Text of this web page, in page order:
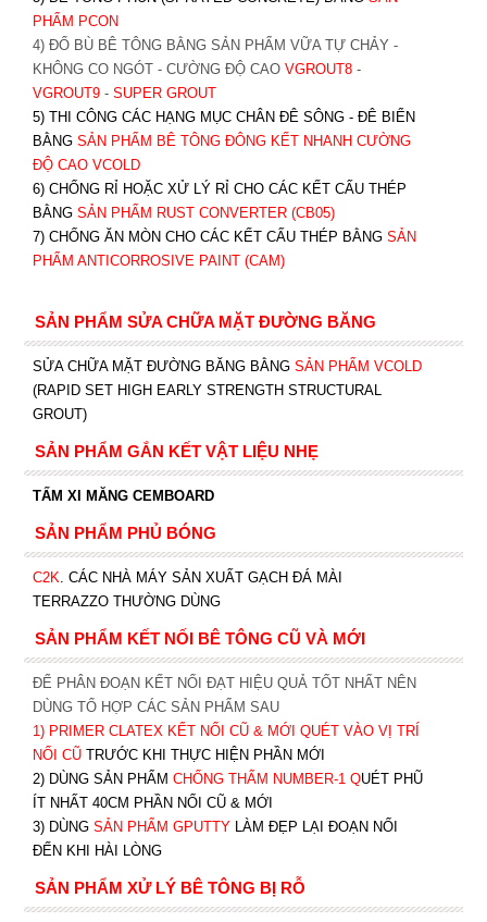
PHẨM PCON
4) ĐỔ BÙ BÊ TÔNG BẰNG SẢN PHẨM VỮA TỰ CHẢY -
KHÔNG CO NGÓT - CƯỜNG ĐỘ CAO VGROUT8-
VGROUT9- SUPER GROUT
5) THI CÔNG CÁC HẠNG MỤC CHÂN ĐÊ SÔNG - ĐÊ BIỂN
BẰNG SẢN PHẨM BÊ TÔNG ĐÔNG KẾT NHANH CƯỜNG
ĐỘ CAO VCOLD
6) CHỐNG RỈ HOẶC XỬ LÝ RỈ CHO CÁC KẾT CẤU THÉP
BẰNG SẢN PHẨM RUST CONVERTER (CB05)
7) CHỐNG ĂN MÒN CHO CÁC KẾT CẤU THÉP BẰNG SẢN
PHẨM ANTICORROSIVE PAINT (CAM)
SẢN PHẨM SỬA CHỮA MẶT ĐƯỜNG BĂNG
SỬA CHỮA MẶT ĐƯỜNG BĂNG BẰNG SẢN PHẨM VCOLD
(RAPID SET HIGH EARLY STRENGTH STRUCTURAL
GROUT)
SẢN PHẨM GẮN KẾT VẬT LIỆU NHẸ
TẤM XI MĂNG CEMBOARD
SẢN PHẨM PHỦ BÓNG
C2K. CÁC NHÀ MÁY SẢN XUẤT GẠCH ĐÁ MÀI
TERRAZZO THƯỜNG DÙNG
SẢN PHẨM KẾT NỐI BÊ TÔNG CŨ VÀ MỚI
ĐỂ PHÂN ĐOẠN KẾT NỐI ĐẠT HIỆU QUẢ TỐT NHẤT NÊN
DÙNG TỔ HỢP CÁC SẢN PHẨM SAU
1) PRIMER CLATEX KẾT NỐI CŨ & MỚI QUÉT VÀO VỊ TRÍ
NỐI CŨ TRƯỚC KHI THỰC HIỆN PHẦN MỚI
2) DÙNG SẢN PHẨM CHỐNG THẤM NUMBER-1QUÉT PHŨ
ÍT NHẤT 40CM PHẦN NỐI CŨ & MỚI
3) DÙNG SẢN PHẨM GPUTTY LÀM ĐẸP LẠI ĐOẠN NỐI
ĐẾN KHI HÀI LÒNG
SẢN PHẨM XỬ LÝ BÊ TÔNG BỊ RỖ